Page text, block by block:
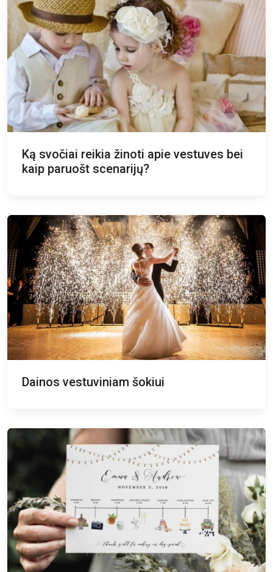
Ką svočiai reikia žinoti apie vestuves bei
kaip paruošt scenarijų?
Dainos vestuviniam šokiui